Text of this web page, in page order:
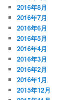
2016年8月
2016年7月
2016年6月
2016年5月
2016年4月
2016年3月
2016年2月
2016年1月
2015年12月